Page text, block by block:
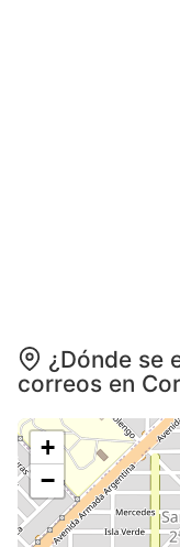
¿Dónde se
correos en
+
−